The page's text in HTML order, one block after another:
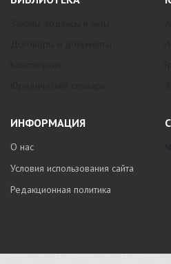
ИНФОРМАЦИЯ
О нас
Условия использования сайта
Редакционная политика